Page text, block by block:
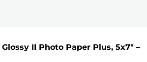
Glossy II Photo Paper Plus, 5x7" –